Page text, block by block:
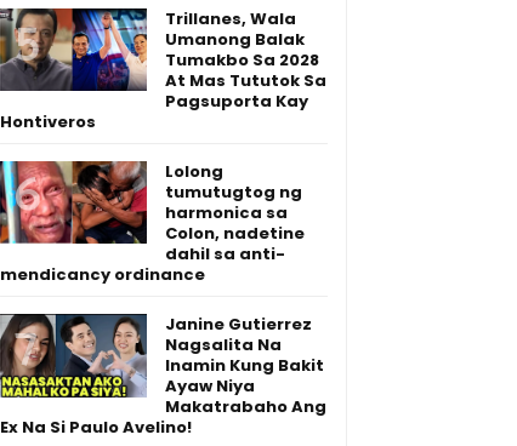
Trillanes, Wala
Umanong Balak
Tumakbo Sa 2028
At Mas Tututok Sa
Pagsuporta Kay
Hontiveros
Lolong
tumutugtog ng
harmonica sa
Colon, nadetine
dahil sa anti-
mendicancy ordinance
Janine Gutierrez
Nagsalita Na
Inamin Kung Bakit
Ayaw Niya
Makatrabaho Ang
Ex Na Si Paulo Avelino!